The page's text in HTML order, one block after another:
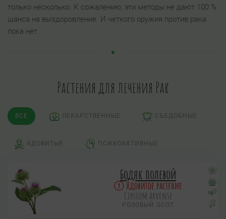
только несколько. К сожалению, эти методы не дают 100 %
шанса на выздоровление. И четкого оружия против рака
пока нет.
Растения для лечения Рак
ВСЕ ЛЕКАРСТВЕННЫЕ СЪЕДОБНЫЕ
ЯДОВИТЫЕ ПСИХОАКТИВНЫЕ
Бодяк полевой
Ядовитое растение
Cirsium arvense
РОЗОВЫЙ ОСОТ